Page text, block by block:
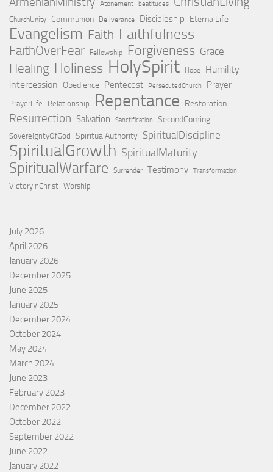
Atonement beatitudes
ChurchUnity Communion Deliverance Discipleship EternalLife
Evangelism Faith Faithfulness
FaithOverFear Fellowship Forgiveness Grace
Healing Holiness HolySpirit Hope
Humility
intercession Obedience Pentecost PersecutedChurch Prayer
PrayerLife Relationship Repentance Restoration
Resurrection Salvation Sanctification SecondComing
SovereigntyOfGod SpiritualAuthority SpiritualDiscipline
SpiritualGrowth SpiritualMaturity
SpiritualWarfare Surrender Testimony Transformation
VictoryInChrist Worship
July 2026
April 2026
January 2026
December 2025
June 2025
January 2025
December 2024
October 2024
May 2024
March 2024
June 2023
February 2023
December 2022
October 2022
September 2022
June 2022
January 2022